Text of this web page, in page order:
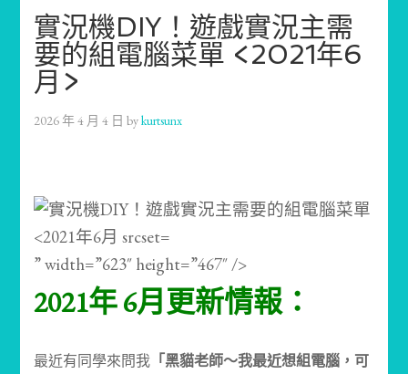
實況機DIY！遊戲實況主需
要的組電腦菜單 <2021年6
月>
2026 年 4 月 4 日 bykurtsunx
” width=”623″ height=”467″ />
2021年 6月更新情報：
最近有同學來問我 「黑貓老師～我最近想組電腦，可